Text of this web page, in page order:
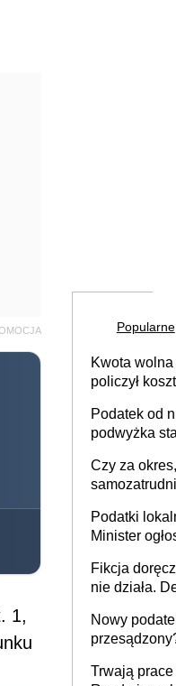
1,
Popularne
Kwota wolna
policzył
Podatek od
podwyżka
budynków i
Czy za
umowy
racjonalnym
Podatki
Minister
Fikcja
nie działa.
Nowy
Trwają